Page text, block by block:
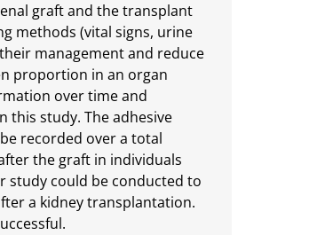
graft and the transplant
methods (vital signs, urine
management and reduce
proportion in an organ
over time and
this study. The adhesive
recorded over a total
the graft in individuals
study could be conducted to
a kidney transplantation.